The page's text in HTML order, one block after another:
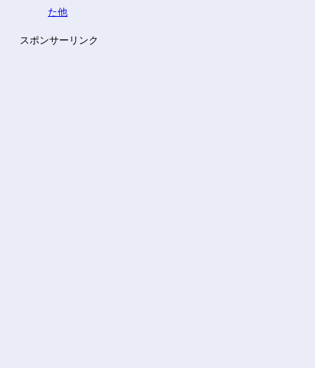
た他
スポンサーリンク